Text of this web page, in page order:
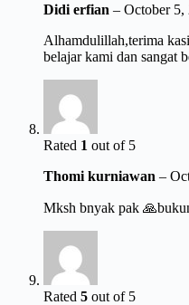
Didi erfian – October 5,
Alhamdulillah,terima
belajar kami dan sangat
Rated 1 out of 5
Thomi kurniawan –
Mksh bnyak pak
Rated 5 out of 5